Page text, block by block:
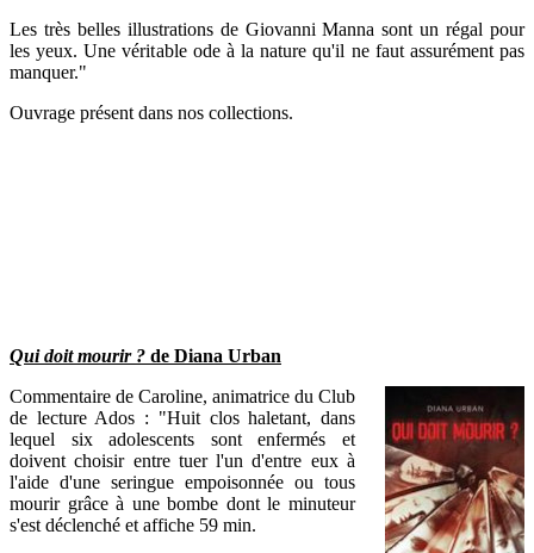
Les très belles illustrations de Giovanni Manna sont un régal pour
les yeux. Une véritable ode à la nature qu'il ne faut assurément pas
manquer."
Ouvrage présent dans nos collections.
Qui doit mourir ? de Diana Urban
Commentaire de Caroline, animatrice du Club
de lecture Ados : "Huit clos haletant, dans
lequel six adolescents sont enfermés et
doivent choisir entre tuer l'un d'entre eux à
l'aide d'une seringue empoisonnée ou tous
mourir grâce à une bombe dont le minuteur
s'est déclenché et affiche 59 min.